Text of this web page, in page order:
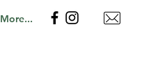
More...